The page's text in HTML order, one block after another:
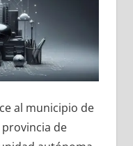
al municipio dе
dе